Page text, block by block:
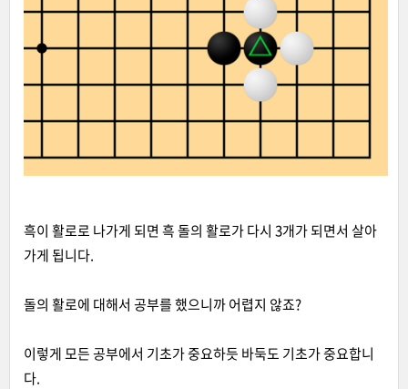
흑이 활로로 나가게 되면 흑 돌의 활로가 다시 3개가 되면서 살아
가게 됩니다.
돌의 활로에 대해서 공부를 했으니까 어렵지 않죠?
이렇게 모든 공부에서 기초가 중요하듯 바둑도 기초가 중요합니
다.